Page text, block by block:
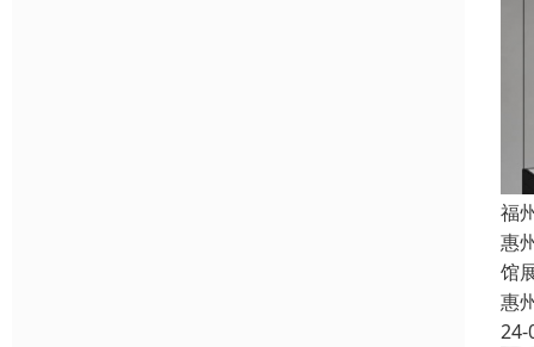
福
惠
馆
惠
24-